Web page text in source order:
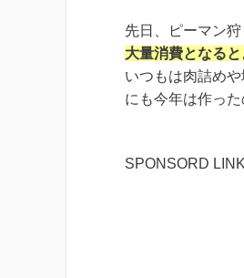
先日、ピーマン
大量消費となる
いつもは肉詰め
にも今年は作っ
SPONSORD LINK